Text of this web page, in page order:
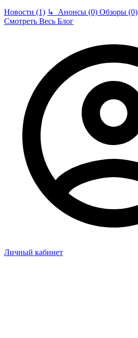
Новости (1) ↳ Анонсы (0) Обзоры (0)
Смотреть Весь Блог
Личный кабинет